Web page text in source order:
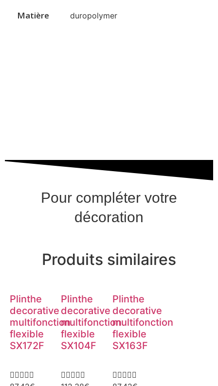
Matière duropolymer
Pour compléter votre
décoration
Produits similaires
Plinthe
decorative
multifonction
flexible
SX172F

Plinthe
decorative
multifonction
flexible
SX104F

Plinthe
decorative
multifonction
flexible
SX163F
